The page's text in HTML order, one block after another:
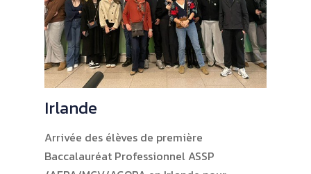
Irlande
Arrivée des élèves de première
Baccalauréat Professionnel ASSP